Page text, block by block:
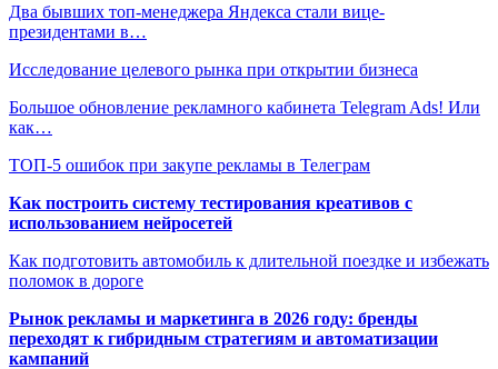
Два бывших топ-менеджера Яндекса стали вице-
президентами в…
Исследование целевого рынка при открытии бизнеса
Большое обновление рекламного кабинета Telegram Ads! Или
как…
ТОП-5 ошибок при закупе рекламы в Телеграм
Как построить систему тестирования креативов с
использованием нейросетей
Как подготовить автомобиль к длительной поездке и избежать
поломок в дороге
Рынок рекламы и маркетинга в 2026 году: бренды
переходят к гибридным стратегиям и автоматизации
кампаний